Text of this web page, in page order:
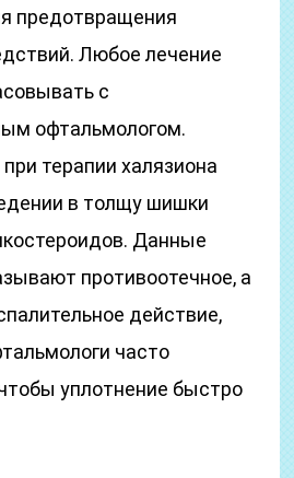
предотвращения
Любое лечение
с
офтальмологом.
терапии халязиона
в толщу шишки
Данные
противоотечное, а
действие,
часто
уплотнение быстро